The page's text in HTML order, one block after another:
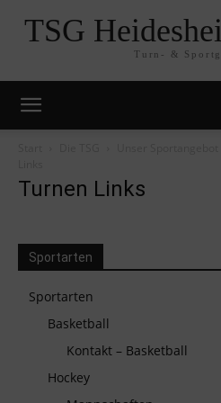
TSG
Turn- &
Turnen Links
Sportarten
Sportarten
Basketball
Kontakt – Basketball
Hockey